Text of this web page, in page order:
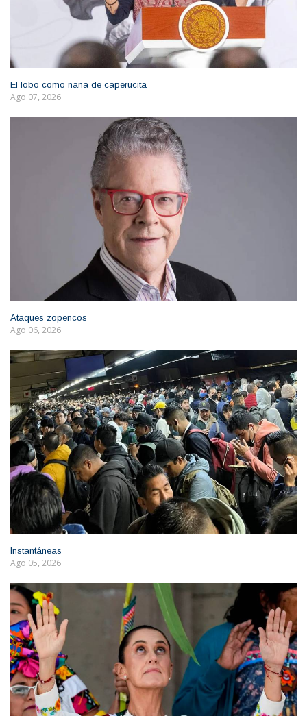
El lobo como nana de caperucita
Ago 07, 2026
Ataques zopencos
Ago 06, 2026
Instantáneas
Ago 05, 2026